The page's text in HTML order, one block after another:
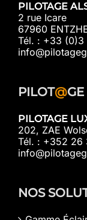
PILOTAGE
2 rue Icare
67960
Tél. : +33
PILOT@
PILOTAGE
202, ZAE
Tél. : +352 26
NOS